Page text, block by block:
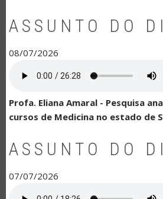
ASSUNTO DO
08/07/2026
Profa. Eliana Amaral - Pesquisa
cursos de Medicina no estado de
ASSUNTO DO
07/07/2026